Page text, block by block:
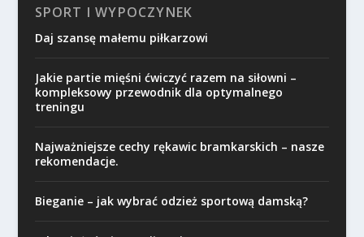
SPORT I WYPOCZYNEK
Daj szansę małemu piłkarzowi
Jakie partie mięśni ćwiczyć razem na siłowni –
kompleksowy przewodnik dla optymalnego
treningu
Najważniejsze cechy rękawic bramkarskich – nasze
rekomendacje.
Bieganie – jak wybrać odzież sportową damską?